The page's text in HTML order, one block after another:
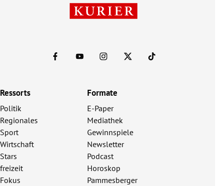
Ressorts
Politik
Regionales
Sport
Wirtschaft
Stars
freizeit
Fokus
Formate
E-Paper
Mediathek
Gewinnspiele
Newsletter
Podcast
Horoskop
Pammesberger